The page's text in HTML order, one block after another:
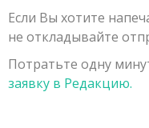
Политика журнала
Порядок
редакцию
Наши авторы
Физико-
Химические науки
Заявка на публикацию
Контакты
Если Вы хотите
не откладывайте
Потратьте одну
заявку в Редакцию.